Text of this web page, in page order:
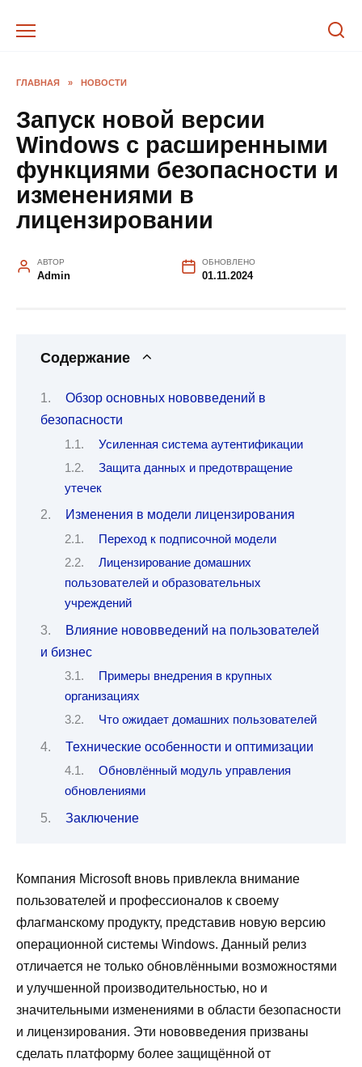
ГЛАВНАЯ » НОВОСТИ
Запуск новой версии
Windows с расширенными
функциями безопасности и
изменениями в
лицензировании
АВТОР
Admin
ОБНОВЛЕНО
01.11.2024
Содержание
Обзор основных нововведений в
безопасности
Усиленная система аутентификации
Защита данных и предотвращение
утечек
Изменения в модели лицензирования
Переход к подписочной модели
Лицензирование домашних
пользователей и образовательных
учреждений
Влияние нововведений на пользователей
и бизнес
Примеры внедрения в крупных
организациях
Что ожидает домашних пользователей
Технические особенности и оптимизации
Обновлённый модуль управления
обновлениями
Заключение
Компания Microsoft вновь привлекла внимание
пользователей и профессионалов к своему
флагманскому продукту, представив новую версию
операционной системы Windows. Данный релиз
отличается не только обновлёнными возможностями
и улучшенной производительностью, но и
значительными изменениями в области безопасности
и лицензирования. Эти нововведения призваны
сделать платформу более защищённой от